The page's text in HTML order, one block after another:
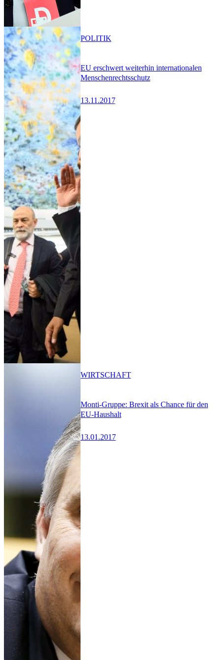
EU erschwert weiterhin internationalen
Menschenrechtsschutz
13.11.2017
POLITIK
Monti-Gruppe: Brexit als Chance für den
EU-Haushalt
13.01.2017
WIRTSCHAFT